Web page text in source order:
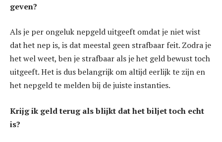
geven?
Als je per ongeluk nepgeld uitgeeft omdat je niet wist
dat het nep is, is dat meestal geen strafbaar feit. Zodra je
het wel weet, ben je strafbaar als je het geld bewust toch
uitgeeft. Het is dus belangrijk om altijd eerlijk te zijn en
het nepgeld te melden bij de juiste instanties.
Krijg ik geld terug als blijkt dat het biljet toch echt
is?